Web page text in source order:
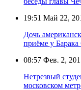
19:51 Май 22,
Дочь
приёме у
08:57 Фев. 2,
Нетрезвый
московском